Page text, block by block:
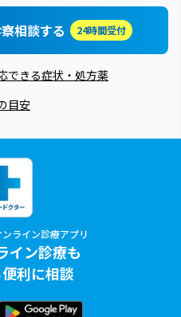
相談する 24時間受付
できる症状・処方薬
目安
ライン診療アプリ
イン診療も
利に相談